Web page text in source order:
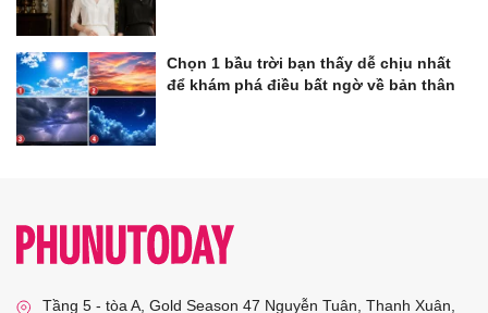
Chọn 1 bầu trời bạn thấy dễ chịu nhất
để khám phá điều bất ngờ về bản thân
Tầng 5 - tòa A, Gold Season 47 Nguyễn Tuân, Thanh Xuân,